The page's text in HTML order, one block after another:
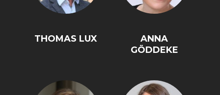
THOMAS LUX
ANNA
GÖDDEKE